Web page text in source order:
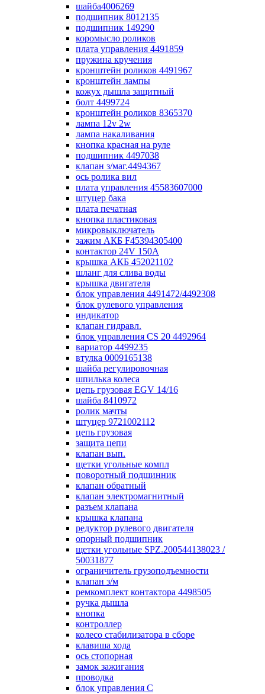
шайба4006269
подшипник 8012135
подшипник 149290
коромысло роликов
плата управления 4491859
пружина кручения
кронштейн роликов 4491967
кронштейн лампы
кожух дышла защитный
болт 4499724
кронштейн роликов 8365370
лампа 12v 2w
лампа накаливания
кнопка красная на руле
подшипник 4497038
клапан з/маг.4494367
ось ролика вил
плата управления 45583607000
штуцер бака
плата печатная
кнопка пластиковая
микровыключатель
зажим АКБ F45394305400
контактор 24V 150A
крышка АКБ 452021102
шланг для слива воды
крышка двигателя
блок управления 4491472/4492308
блок рулевого управления
индикатор
клапан гидравл.
блок управления СS 20 4492964
вариатор 4499235
втулка 0009165138
шайба регулировочная
шпилька колеса
цепь грузовая EGV 14/16
шайба 8410972
ролик мачты
штуцер 9721002112
цепь грузовая
защита цепи
клапан вып.
щетки угольные компл
поворотный подшинник
клапан обратный
клапан электромагнитный
разъем клапана
крышка клапана
редуктор рулевого двигателя
опорный подшипник
щетки угольные SPZ.200544138023 /
50031877
ограничитель грузоподъемности
клапан з/м
ремкомплект контактора 4498505
ручка дышла
кнопка
контроллер
колесо стабилизатора в сборе
клавиша хода
ось стопорная
замок зажигания
проводка
блок управления С